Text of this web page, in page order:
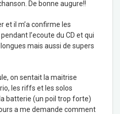
De bonne augure!!
et il m’a confirme les
l’ecoute du CD et qui
mais aussi de supers
on sentait la maitrise
les riffs et les solos
batterie (un poil trop forte)
a me demande comment